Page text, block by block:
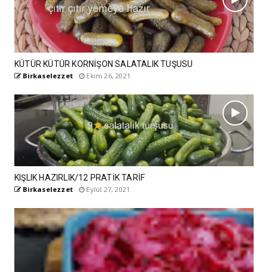
KÜTÜR KÜTÜR KORNİŞON SALATALIK TUŞUSU
Birkaselezzet Ekim 26, 2021
KIŞLIK HAZIRLIK/12 PRATİK TARİF
Birkaselezzet Eylül 27, 2021